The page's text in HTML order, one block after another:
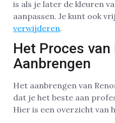
is als je later de kleuren
aanpassen. Je kunt ook
verwijderen.
Het Proces
Aanbrengen
Het aanbrengen van
dat je het beste aan
Hier is een overzicht van